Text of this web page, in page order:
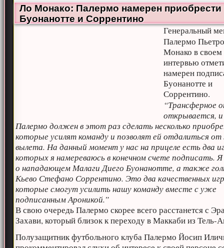
Ло Монако: Палермо намерен приобрести
Буонанотте и Соррентино
Генеральный
Палермо
Монако в своем
интервью
намерен
Буонанотте и
Соррентино.
“Трансферное
открывается, и
Палермо должен в этот раз сделать несколько
которые усилят команду и позволят ей отдалиться от
вылета. На данный момент у нас на прицеле есть два
которых я намереваюсь в конечном счете подписать.
о нападающем Малаги Диего Буонанотте, а также
Кьево Стефано Соррентино. Это два качественных
которые смогут усилить нашу команду вместе с уже
подписанным Ароникой.”
В свою очередь Палермо скорее всего расстанется с
Захави, который близок к переходу в Маккаби из Тель-
Полузащитник футбольного клуба Палермо Йосип